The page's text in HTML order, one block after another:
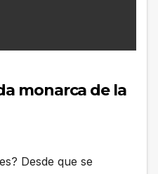
monarca de la
Desde que se